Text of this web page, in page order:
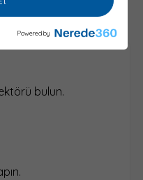
Powered by
bulun.